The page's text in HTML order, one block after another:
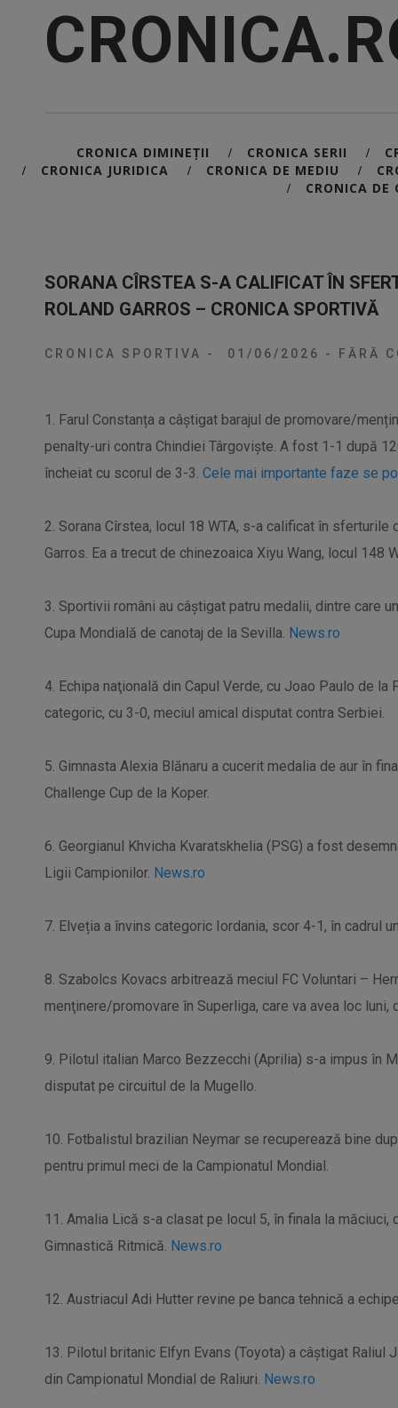
CRONICA DIMINEȚII / CRONICA SERII /
/ CRONICA JURIDICA / CRONICA DE MEDIU /
/ CRONICA DE
SORANA CÎRSTEA S-A CALIFICAT ÎN
ROLAND GARROS – CRONICA SPORTIVĂ
CRONICA SPORTIVA - 01/06/2026 - FĂRĂ
1. Farul Constanța a câștigat barajul de promovare/
penalty-uri contra Chindiei Târgoviște. A fost 1-1 după
încheiat cu scorul de 3-3. Cele mai importante faze se
2. Sorana Cîrstea, locul 18 WTA, s-a calificat în
Garros. Ea a trecut de chinezoaica Xiyu Wang, locul 148
3. Sportivii români au câştigat patru medalii, dintre care
Cupa Mondială de canotaj de la Sevilla. News.ro
4. Echipa naţională din Capul Verde, cu Joao Paulo de la
categoric, cu 3-0, meciul amical disputat contra Serbiei.
5. Gimnasta Alexia Blănaru a cucerit medalia de aur în
Challenge Cup de la Koper.
6. Georgianul Khvicha Kvaratskhelia (PSG) a fost
Ligii Campionilor. News.ro
7. Elveția a învins categoric Iordania, scor 4-1, în cadrul
8. Szabolcs Kovacs arbitrează meciul FC Voluntari –
menţinere/promovare în Superliga, care va avea loc luni,
9. Pilotul italian Marco Bezzecchi (Aprilia) s-a impus în
disputat pe circuitul de la Mugello.
10. Fotbalistul brazilian Neymar se recuperează bine
pentru primul meci de la Campionatul Mondial.
11. Amalia Lică s-a clasat pe locul 5, în finala la măciuci,
Gimnastică Ritmică. News.ro
12. Austriacul Adi Hutter revine pe banca tehnică a
13. Pilotul britanic Elfyn Evans (Toyota) a câştigat Raliul
din Campionatul Mondial de Raliuri. News.ro